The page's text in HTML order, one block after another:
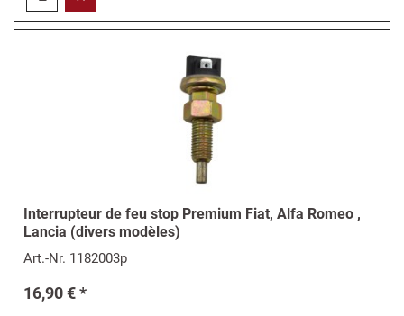
Interrupteur de feu stop Premium Fiat, Alfa Romeo ,
Lancia (divers modèles)
Art.-Nr. 1182003p
16,90 € *